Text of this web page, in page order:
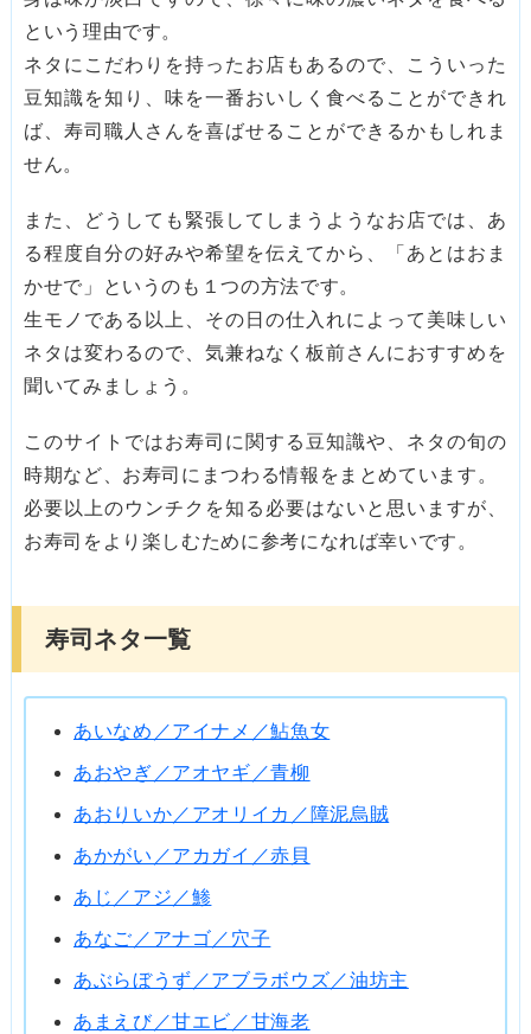
という理由です。
ネタにこだわりを持ったお店もあるので、こういった
豆知識を知り、味を一番おいしく食べることができれ
ば、寿司職人さんを喜ばせることができるかもしれま
せん。
また、どうしても緊張してしまうようなお店では、あ
る程度自分の好みや希望を伝えてから、「あとはおま
かせで」というのも１つの方法です。
生モノである以上、その日の仕入れによって美味しい
ネタは変わるので、気兼ねなく板前さんにおすすめを
聞いてみましょう。
このサイトではお寿司に関する豆知識や、ネタの旬の
時期など、お寿司にまつわる情報をまとめています。
必要以上のウンチクを知る必要はないと思いますが、
お寿司をより楽しむために参考になれば幸いです。
寿司ネタ一覧
あいなめ／アイナメ／鮎魚女
あおやぎ／アオヤギ／青柳
あおりいか／アオリイカ／障泥烏賊
あかがい／アカガイ／赤貝
あじ／アジ／鯵
あなご／アナゴ／穴子
あぶらぼうず／アブラボウズ／油坊主
あまえび／甘エビ／甘海老